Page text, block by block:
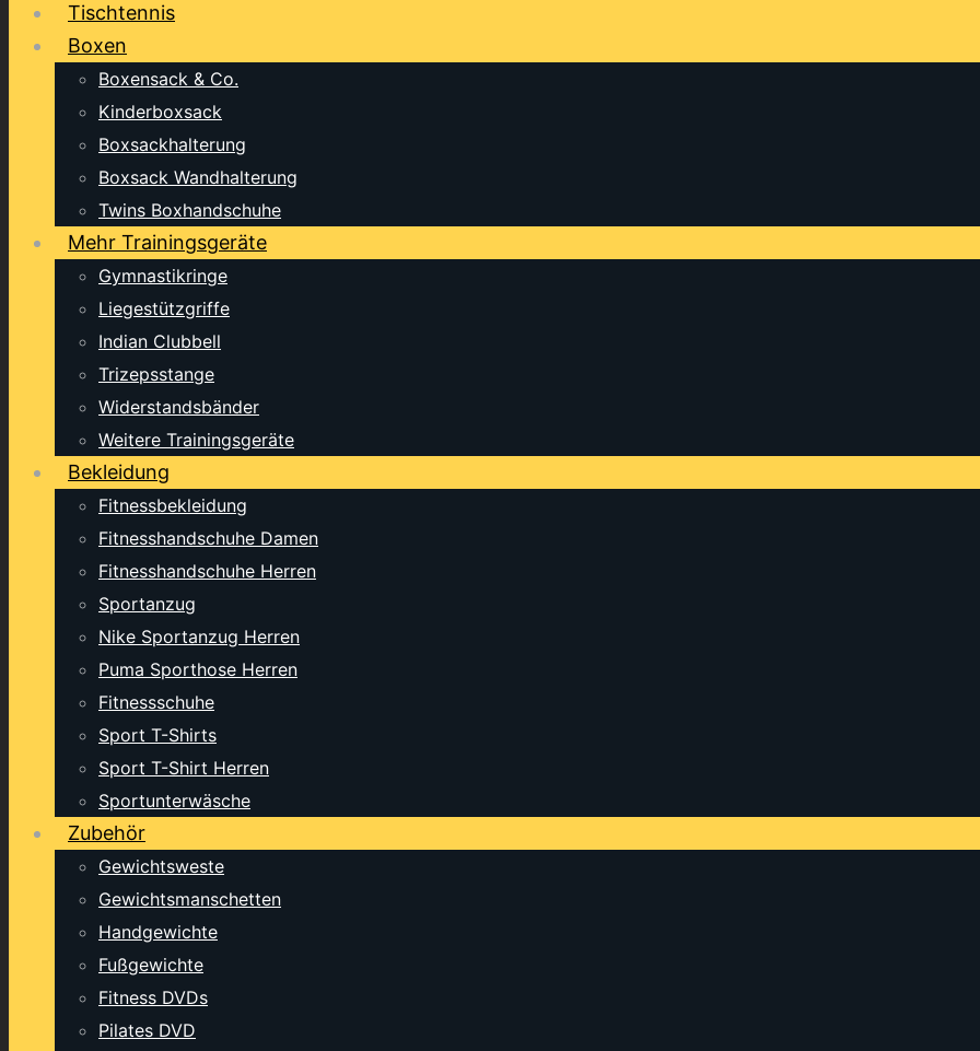
Tischtennis
Boxen
Boxensack & Co.
Kinderboxsack
Boxsackhalterung
Boxsack Wandhalterung
Twins Boxhandschuhe
Mehr Trainingsgeräte
Gymnastikringe
Liegestützgriffe
Indian Clubbell
Trizepsstange
Widerstandsbänder
Weitere Trainingsgeräte
Bekleidung
Fitnessbekleidung
Fitnesshandschuhe Damen
Fitnesshandschuhe Herren
Sportanzug
Nike Sportanzug Herren
Puma Sporthose Herren
Fitnessschuhe
Sport T-Shirts
Sport T-Shirt Herren
Sportunterwäsche
Zubehör
Gewichtsweste
Gewichtsmanschetten
Handgewichte
Fußgewichte
Fitness DVDs
Pilates DVD